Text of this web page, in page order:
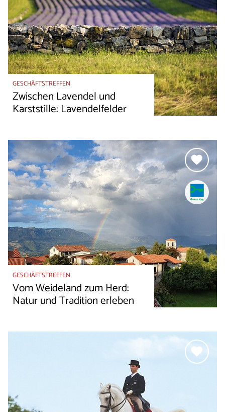
GESCHÄFTSTREFFEN
Zwischen Lavendel und
Karststille: Lavendelfelder
GESCHÄFTSTREFFEN
Vom Weideland zum Herd:
Natur und Tradition erleben